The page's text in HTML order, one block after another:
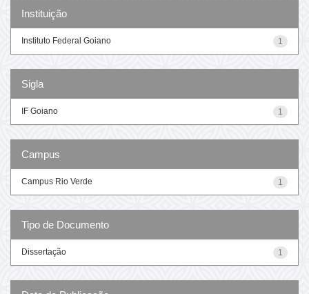
Instituição
1
Instituto Federal Goiano
Sigla
1
IF Goiano
Campus
1
Campus Rio Verde
Tipo de Documento
1
Dissertação